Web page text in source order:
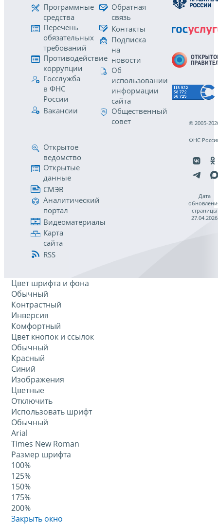
Программные
средства
Перечень
обязательных
требований
Противодействие
коррупции
Госслужба
в ФНС
России
Вакансии
Обратная
связь
Контакты
Подписка
на
новости
Об
использовании
информации
сайта
Общественный
совет
Открытое
ведомство
Открытые
данные
СМЭВ
Аналитический
портал
Видеоматериалы
Карта
сайта
RSS
© 2005-
ФНС
Дата
страницы
27.04.2026
Цвет шрифта и фона
Обычный
Контрастный
Инверсия
Комфортный
Цвет кнопок и ссылок
Обычный
Красный
Синий
Изображения
Цветные
Отключить
Использовать шрифт
Обычный
Arial
Times New Roman
Размер шрифта
100%
125%
150%
175%
200%
Закрыть окно